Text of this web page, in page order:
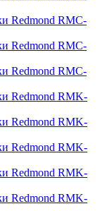
Redmond RMC-
Redmond RMC-
Redmond RMC-
Redmond RMK-
Redmond RMK-
Redmond RMK-
Redmond RMK-
Redmond RMK-